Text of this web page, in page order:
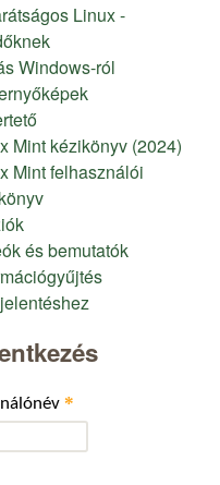
Linux -
Windows-ról
Mint kézikönyv (2024)
Mint felhasználói
és bemutatók
*